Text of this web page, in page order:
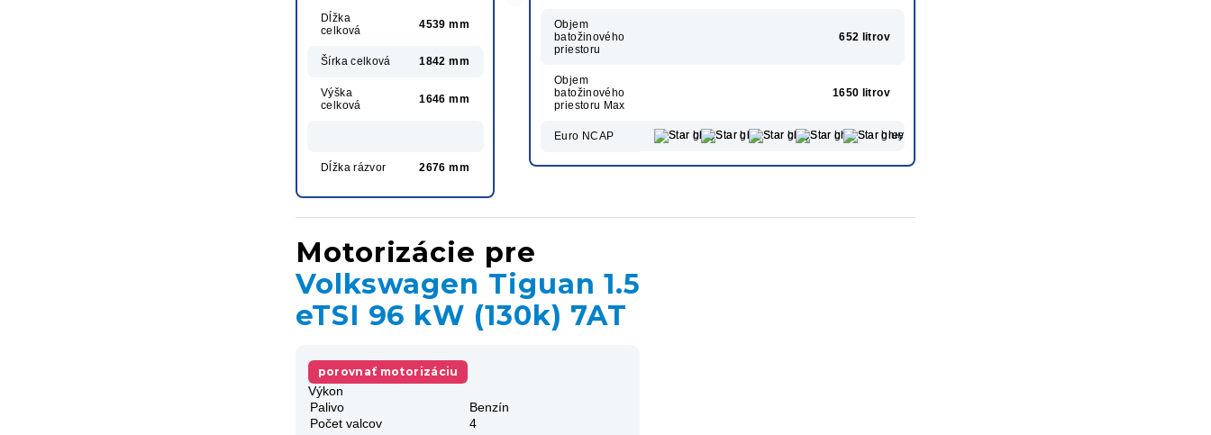
Dĺžka
celková
4539 mm
Šírka celková 1842 mm
Výška
celková
1646 mm
Dĺžka rázvor 2676 mm
Objem
batožinového
priestoru
652 litrov
Objem
batožinového
priestoru Max
1650 litrov
Euro NCAP
Motorizácie pre
Volkswagen Tiguan 1.5
eTSI 96 kW (130k) 7AT
porovnať motorizáciu
Výkon
Palivo
Benzín
Počet valcov
4